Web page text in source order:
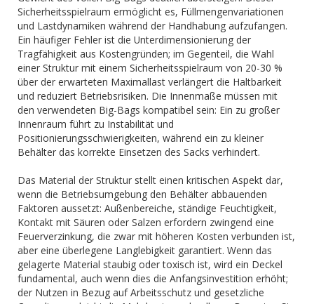
Sicherheitsspielraum ermöglicht es, Füllmengenvariationen
und Lastdynamiken während der Handhabung aufzufangen.
Ein häufiger Fehler ist die Unterdimensionierung der
Tragfähigkeit aus Kostengründen; im Gegenteil, die Wahl
einer Struktur mit einem Sicherheitsspielraum von 20-30 %
über der erwarteten Maximallast verlängert die Haltbarkeit
und reduziert Betriebsrisiken. Die Innenmaße müssen mit
den verwendeten Big-Bags kompatibel sein: Ein zu großer
Innenraum führt zu Instabilität und
Positionierungsschwierigkeiten, während ein zu kleiner
Behälter das korrekte Einsetzen des Sacks verhindert.
Das Material der Struktur stellt einen kritischen Aspekt dar,
wenn die Betriebsumgebung den Behälter abbauenden
Faktoren aussetzt: Außenbereiche, ständige Feuchtigkeit,
Kontakt mit Säuren oder Salzen erfordern zwingend eine
Feuerverzinkung, die zwar mit höheren Kosten verbunden ist,
aber eine überlegene Langlebigkeit garantiert. Wenn das
gelagerte Material staubig oder toxisch ist, wird ein Deckel
fundamental, auch wenn dies die Anfangsinvestition erhöht;
der Nutzen in Bezug auf Arbeitsschutz und gesetzliche